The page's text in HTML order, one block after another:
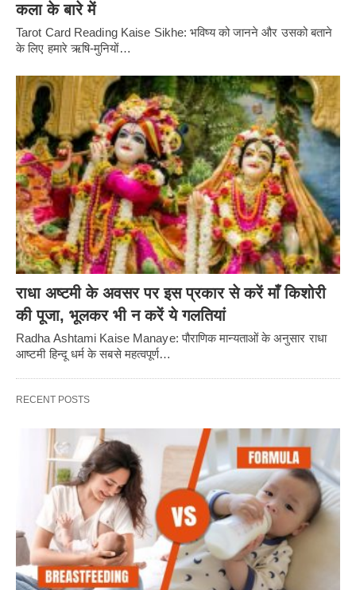
कला के बारे में
Tarot Card Reading Kaise Sikhe: भविष्य को जानने और उसको बताने
के लिए हमारे ऋषि-मुनियों…
राधा अष्टमी के अवसर पर इस प्रकार से करें माँ किशोरी
की पूजा, भूलकर भी न करें ये गलतियां
Radha Ashtami Kaise Manaye: पौराणिक मान्यताओं के अनुसार राधा
आष्टमी हिन्दू धर्म के सबसे महत्वपूर्ण…
RECENT POSTS